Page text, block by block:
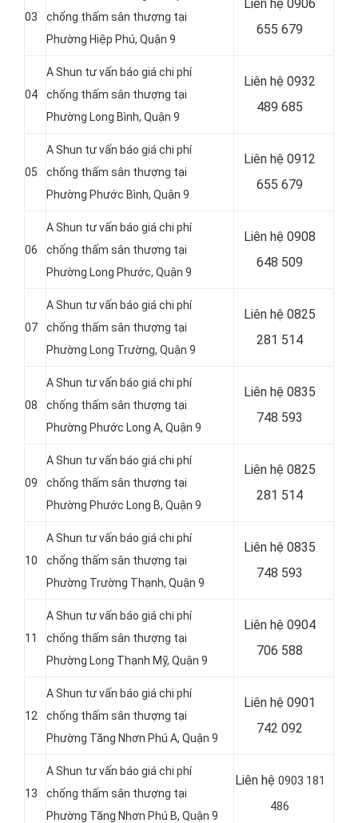
03
chống thấm sân thượng tại
Phường Hiệp Phú, Quận 9
Liên hệ 0906
655 679
04
A Shun tư vấn báo giá chi phí
chống thấm sân thượng tại
Phường Long Bình, Quận 9
Liên hệ 0932
489 685
05
A Shun tư vấn báo giá chi phí
chống thấm sân thượng tại
Phường Phước Bình, Quận 9
Liên hệ 0912
655 679
06
A Shun tư vấn báo giá chi phí
chống thấm sân thượng tại
Phường Long Phước, Quận 9
Liên hệ 0908
648 509
07
A Shun tư vấn báo giá chi phí
chống thấm sân thượng tại
Phường Long Trường, Quận 9
Liên hệ 0825
281 514
08
A Shun tư vấn báo giá chi phí
chống thấm sân thượng tại
Phường Phước Long A, Quận 9
Liên hệ 0835
748 593
09
A Shun tư vấn báo giá chi phí
chống thấm sân thượng tại
Phường Phước Long B, Quận 9
Liên hệ 0825
281 514
10
A Shun tư vấn báo giá chi phí
chống thấm sân thượng tại
Phường Trường Thạnh, Quận 9
Liên hệ 0835
748 593
11
A Shun tư vấn báo giá chi phí
chống thấm sân thượng tại
Phường Long Thạnh Mỹ, Quận 9
Liên hệ 0904
706 588
12
A Shun tư vấn báo giá chi phí
chống thấm sân thượng tại
Phường Tăng Nhơn Phú A, Quận 9
Liên hệ 0901
742 092
13
A Shun tư vấn báo giá chi phí
chống thấm sân thượng tại
Phường Tăng Nhơn Phú B, Quận 9
Liên hệ 0903 181
486